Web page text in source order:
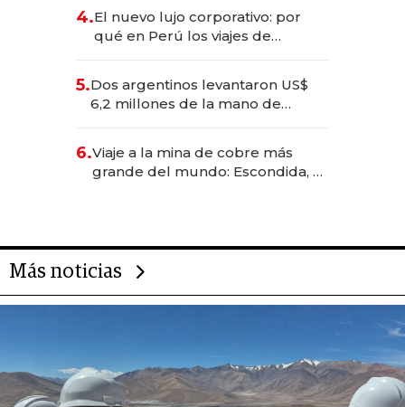
4.El nuevo lujo corporativo: por
qué en Perú los viajes de
para convertirse en experiencias
transformadoras
5.Dos argentinos levantaron US$
6,2 millones de la mano de
6.Viaje a la mina de cobre más
grande del mundo: Escondida, el
Más noticias